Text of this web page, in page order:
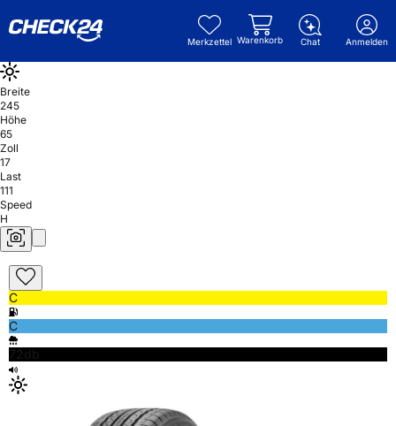
Merkzettel Warenkorb Chat Anmelden
Breite
245
Höhe
65
Zoll
17
Last
111
Speed
H
C
C
72db